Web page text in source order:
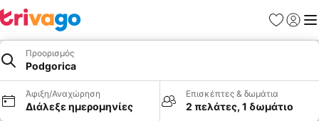
Προορισμός
Podgorica
Άφιξη/Αναχώρηση
Διάλεξε ημερομηνίες
Επισκέπτες & δωμάτια
2 πελάτες, 1 δωμάτιο